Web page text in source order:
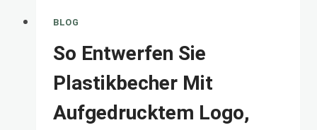
BLOG
So Entwerfen Sie
Plastikbecher Mit
Aufgedrucktem Logo,